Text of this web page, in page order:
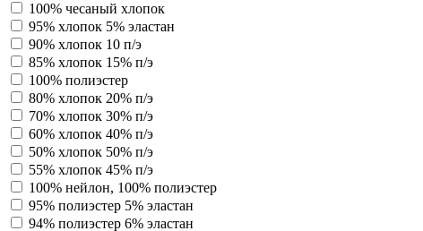
100% чесаный хлопок
95% хлопок 5% эластан
90% хлопок 10 п/э
85% хлопок 15% п/э
100% полиэстер
80% хлопок 20% п/э
70% хлопок 30% п/э
60% хлопок 40% п/э
50% хлопок 50% п/э
55% хлопок 45% п/э
100% нейлон, 100% полиэстер
95% полиэстер 5% эластан
94% полиэстер 6% эластан